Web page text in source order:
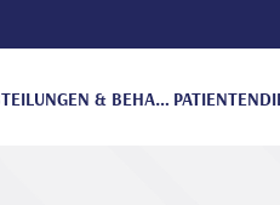
ABTEILUNGEN & BEHANDLUNGEN